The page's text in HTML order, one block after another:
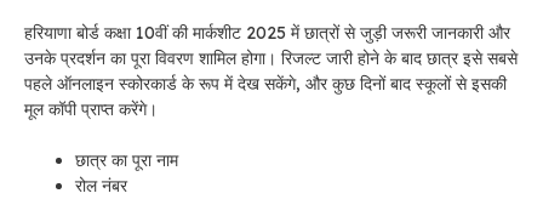
हरियाणा बोर्ड कक्षा 10वीं की मार्कशीट 2025 में छात्रों से जुड़ी जरूरी जानकारी और
उनके प्रदर्शन का पूरा विवरण शामिल होगा। रिजल्ट जारी होने के बाद छात्र इसे सबसे
पहले ऑनलाइन स्कोरकार्ड के रूप में देख सकेंगे, और कुछ दिनों बाद स्कूलों से इसकी
मूल कॉपी प्राप्त करेंगे।
छात्र का पूरा नाम
रोल नंबर